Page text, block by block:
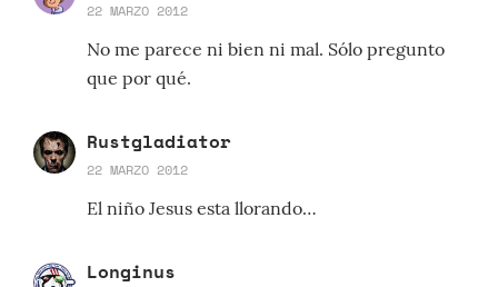
22 MARZO 2012
No me parece ni bien ni mal. Sólo pregunto
que por qué.
Rustgladiator
22 MARZO 2012
El niño Jesus esta llorando…
Longinus